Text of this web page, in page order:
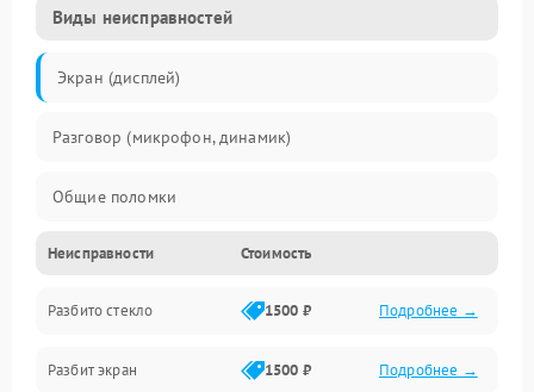
Виды неисправностей
Экран (дисплей)
Разговор (микрофон, динамик)
Общие поломки
Проблемы связи
Камеры
Проблемы с дисплеем и сенсором
Неисправности Стоимость
Разбито стекло 1500 ₽ Подробнее →
Разбит экран 1500 ₽ Подробнее →